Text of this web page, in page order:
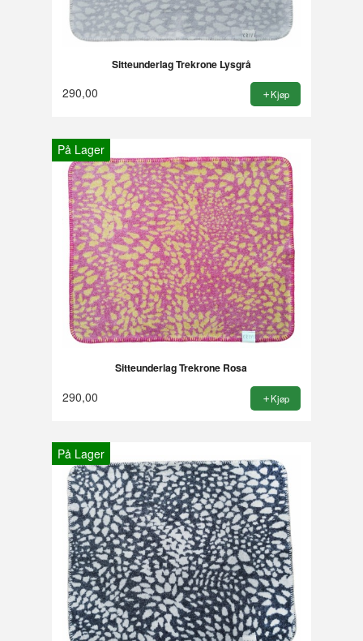
Sitteunderlag Trekrone Lysgrå
290,00 Kjøp
På Lager
Sitteunderlag Trekrone Rosa
290,00 Kjøp
På Lager